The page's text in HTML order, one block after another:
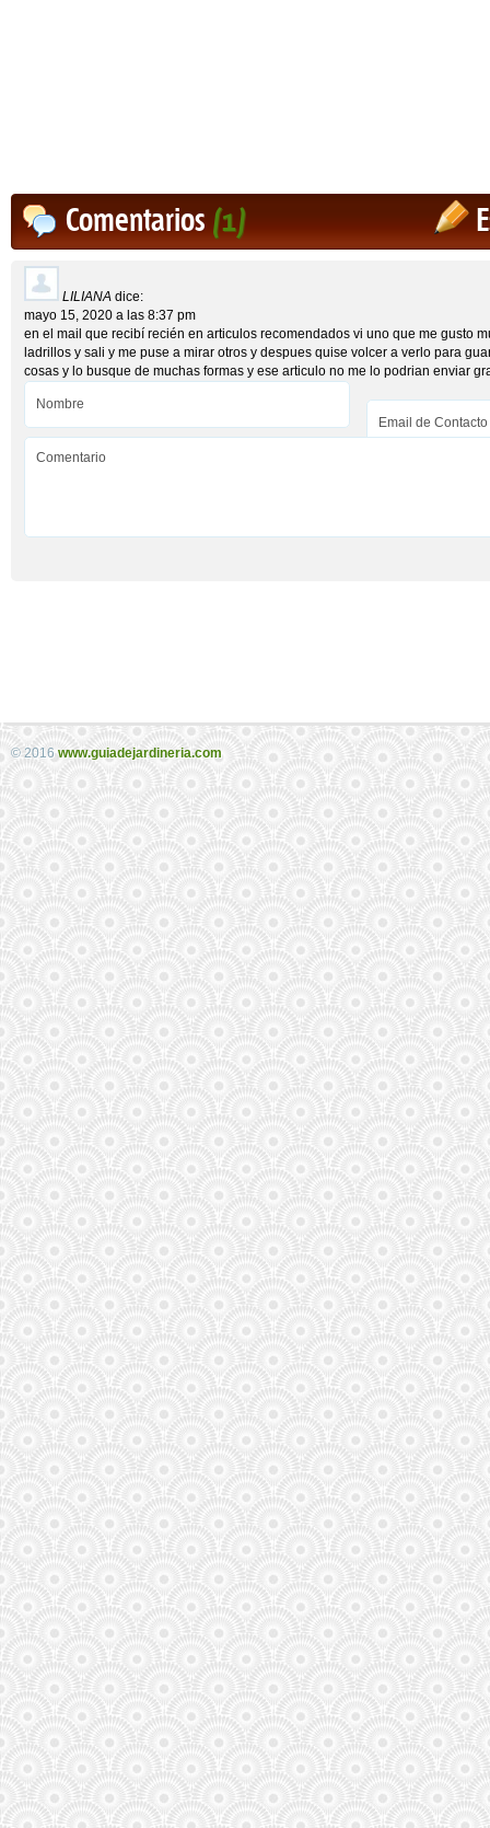
Comentarios(1)
LILIANA dice:
mayo 15, 2020 a las 8:37 pm
en el mail que recibí recién en articulos recomendados vi uno que me gusto
ladrillos y sali y me puse a mirar otros y despues quise volcer a verlo para
cosas y lo busque de muchas formas y ese articulo no me lo podrian enviar
© 2016 www.guiadejardineria.com